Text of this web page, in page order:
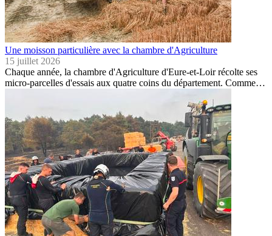
Une moisson particulière avec la chambre d'Agriculture
15 juillet 2026
Chaque année, la chambre d'Agriculture d'Eure-et-Loir récolte ses
micro-parcelles d'essais aux quatre coins du département. Comme…